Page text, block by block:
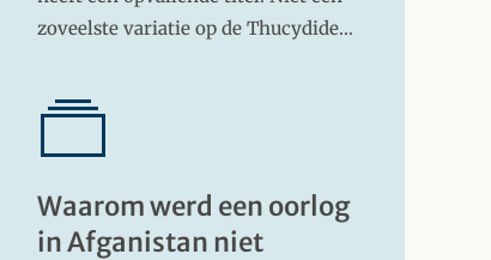
zoveelste variatie op de Thucydide…
Waarom werd een oorlog
in Afganistan niet